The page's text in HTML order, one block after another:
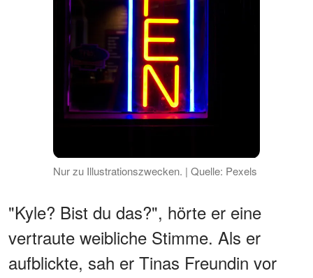
Nur zu Illustrationszwecken. | Quelle: Pexels
"Kyle? Bist du das?", hörte er eine
vertraute weibliche Stimme. Als er
aufblickte, sah er Tinas Freundin vor